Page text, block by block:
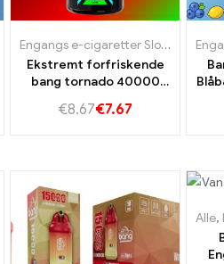
,Engangs e-cigaretter Slovenien,
Engangs e-cigaretter Slovakiet ,
Ekstremt forfriskende
bang tornado 40000
smag
€8.67€7.67
Engangs e-cigaretter Slovenien,
Alle,